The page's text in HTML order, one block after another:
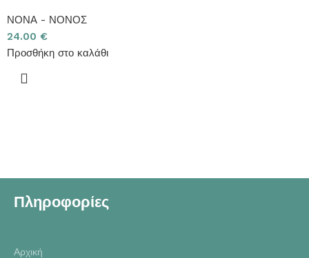
ΝΟΝΑ - ΝΟΝΟΣ
24.00 €
Προσθήκη στο καλάθι
Πληροφορίες
Αρχική